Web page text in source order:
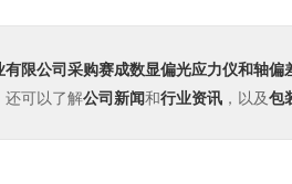
有限公司采购赛成数显偏光应力仪和轴偏
还可以了解公司新闻和行业资讯 ，以及包